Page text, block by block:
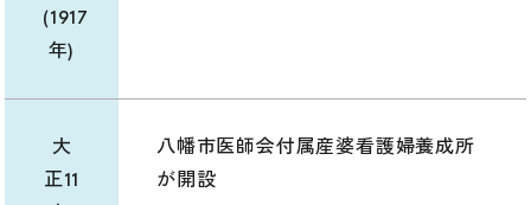
(1917
年)
大
正11
八幡市医師会付属産婆看護婦養成所
が開設